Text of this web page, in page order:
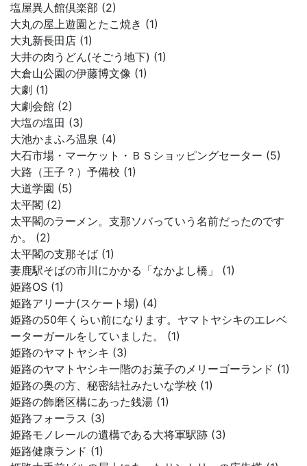
塩屋異人館倶楽部 (2)
大丸の屋上遊園とたこ焼き (1)
大丸新長田店 (1)
大井の肉うどん(そごう地下) (1)
大倉山公園の伊藤博文像 (1)
大劇 (1)
大劇会館 (2)
大塩の塩田 (3)
大池かまふろ温泉 (4)
大石市場・マーケット・ＢＳショッピングセーター (5)
大路（王子？）予備校 (1)
大道学園 (5)
太平閣 (2)
太平閣のラーメン。支那ソバっていう名前だったのです
か。 (2)
太平閣の支那そば (1)
妻鹿駅そばの市川にかかる「なかよし橋」 (1)
姫路OS (1)
姫路アリーナ(スケート場) (4)
姫路の50年くらい前になります。ヤマトヤシキのエレベ
ーターガールをしていました。 (1)
姫路のヤマトヤシキ (3)
姫路のヤマトヤシキ一階のお菓子のメリーゴーランド (1)
姫路の奥の方、秘密結社みたいな学校 (1)
姫路の飾磨区構にあった銭湯 (1)
姫路フォーラス (3)
姫路モノレールの遺構である大将軍駅跡 (3)
姫路健康ランド (1)